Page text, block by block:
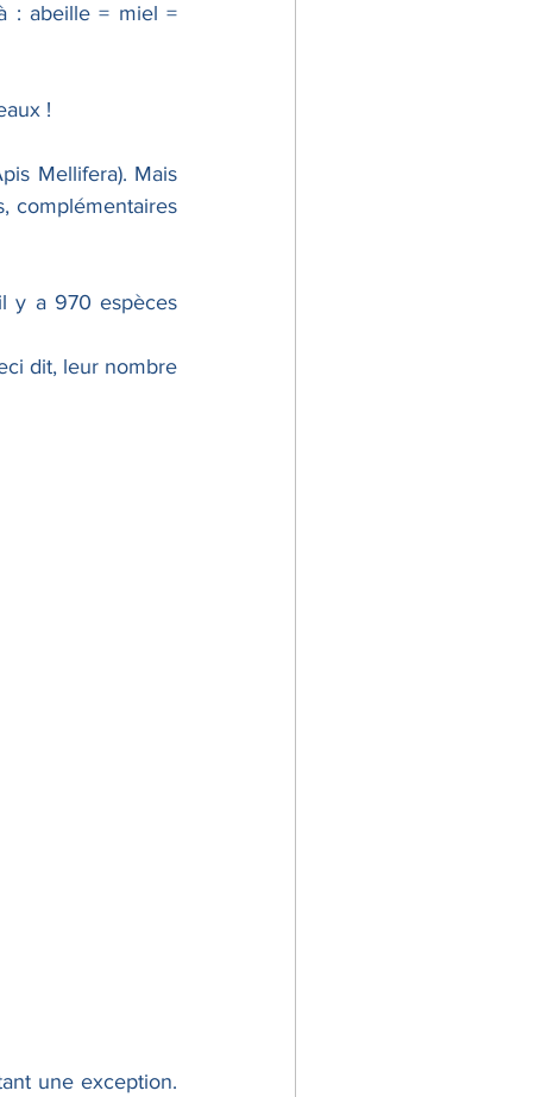
dans l'entreprise
: abeille = miel =
!
Mellifera). Mais
complémentaires
y a 970 espèces
dit, leur nombre
une exception.